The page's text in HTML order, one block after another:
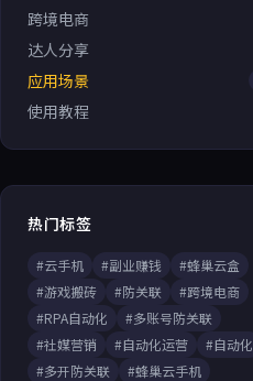
跨境电商
达人分享
应用场景
使用教程
热门标签
#云手机 #副业赚钱
#蜂巢云盒
#游戏搬砖
#防关联
#跨境电商
#RPA自动化
#多账号防关联
#社媒营销
#自动化运营
#自动化
#多开防关联
#蜂巢云手机